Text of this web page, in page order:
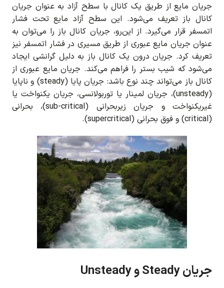
جریان مایع از طریق یک کانال با سطح آزاد به عنوان جریان
کانال باز تعریف می‌شود. این سطح آزاد مایع تحت فشار
اتمسفر قرار می‌گیرد. از این‌رو، جریان کانال باز را می‌توان به
عنوان جریان مایع عبوری از طریق مسیری در فشار اتمسفر نیز
تعریف کرد. جریان درون یک کانال باز به دلیل گرانشی ایجاد
می‌شود که شیب بستر را فراهم می‌کند. جریان مایع عبوری از
کانال باز می‌تواند چند نوع باشد: جریان پایا (steady) و ناپایا
(unsteady)، جریان لمینار یا توربولانسی، جریان یکنواخت یا
غیریکنواخت و جریان زیربحرانی (sub-critical)، بحرانی
(critical) و فوق بحرانی (supercritical).
جریان Steady و Unsteady